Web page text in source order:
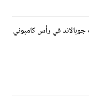
في رأس كامبوني